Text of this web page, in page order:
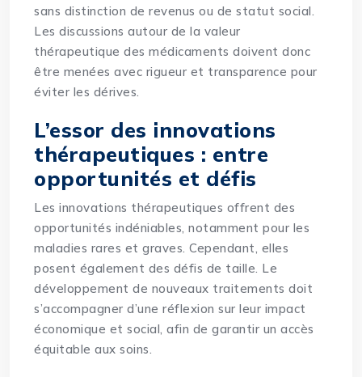
sans distinction de revenus ou de statut social.
Les discussions autour de la valeur
thérapeutique des médicaments doivent donc
être menées avec rigueur et transparence pour
éviter les dérives.
L’essor des innovations
thérapeutiques : entre
opportunités et défis
Les innovations thérapeutiques offrent des
opportunités indéniables, notamment pour les
maladies rares et graves. Cependant, elles
posent également des défis de taille. Le
développement de nouveaux traitements doit
s’accompagner d’une réflexion sur leur impact
économique et social, afin de garantir un accès
équitable aux soins.